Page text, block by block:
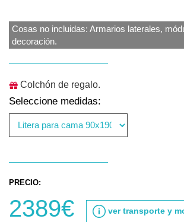
Cosas no incluidas: Armarios laterales,
decoración.
Colchón de regalo.
Seleccione medidas:
PRECIO:
2389€ ver transporte y